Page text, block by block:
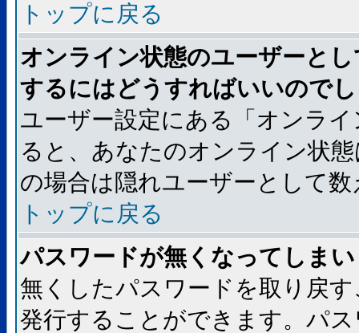
トップに戻る
オンライン状態のユーザーと
するにはどうすればいいので
ユーザー設定にある「オンラ
ると、あなたのオンライン状
の場合は隠れユーザーとして
トップに戻る
パスワードが無くなってしま
無くしたパスワードを取り戻
発行することができます。パ